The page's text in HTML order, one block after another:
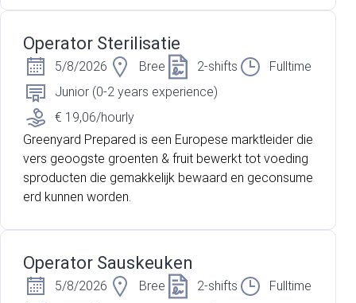
Operator Sterilisatie
5/8/2026 Bree 2-shifts
Fulltime
Junior (0-2 years experience)
€ 19,06/hourly
Greenyard Prepared is een Europese marktleider die
vers geoogste groenten & fruit bewerkt tot voeding
sproducten die gemakkelijk bewaard en geconsume
erd kunnen worden.
Operator Sauskeuken
5/8/2026 Bree 2-shifts
Fulltime